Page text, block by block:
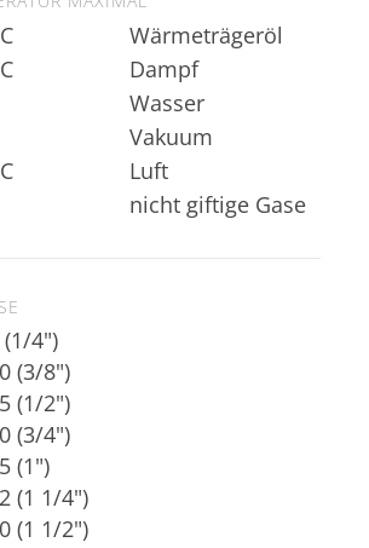
Wärmeträgeröl
Vakuum
nicht giftige Gase
4")
(3/8")
(1/2")
(3/4")
(1")
(1 1/4")
(1 1/2")